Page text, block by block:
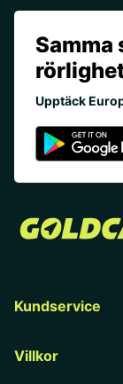
Samma
Upptäck
Kundservice
Villkor